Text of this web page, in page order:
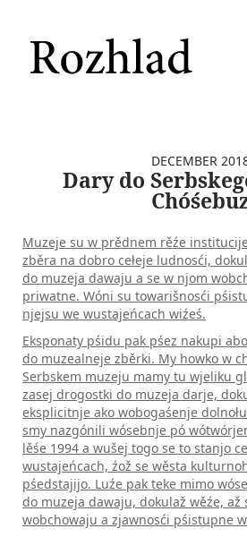
DECEMBER
Dary do
Muzeje su w prědnem rěźe
zběra na dobro cełeje ludnosći,
do muzeja dawaju a se w njom
priwatne. Wóni su towarišnosći
njejsu we wustajeńcach wiźeś.
Eksponaty pśidu pak pśez nakupi
do muzealneje zběrki. My howko w
Serbskem muzeju mamy tu wjeliku
zasej drogostki do muzeja darje,
eksplicitnje ako wo­bo­gaśenje
smy nazgónili wósebnje pó
lěśe 1994 a wušej togo se to stanjo
wustajeńcach, źož se wěsta
pśedstajijo. Luźe pak teke mimo
do muzeja dawaju, dokulaž wěźe, až
wobchowaju a zjawnosći pśistupne